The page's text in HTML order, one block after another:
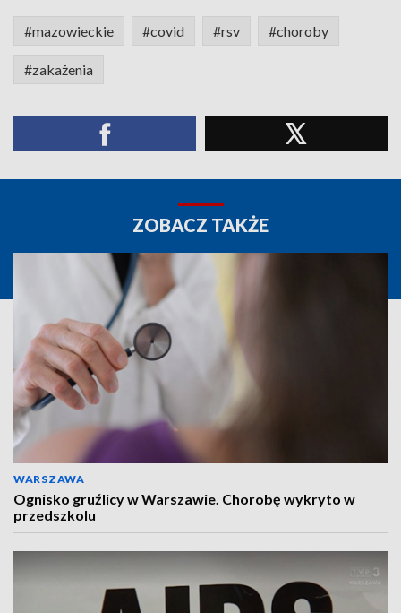
#mazowieckie #covid #rsv #choroby
#zakażenia
ZOBACZ TAKŻE
WARSZAWA
Ognisko gruźlicy w Warszawie. Chorobę wykryto w
przedszkolu